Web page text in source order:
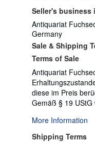
Seller's business
Antiquariat
Germany
Sale & Shipping
Terms of Sale
Antiquariat
diese im Preis
Gemäß § 19 UStG
More Information
Shipping Terms